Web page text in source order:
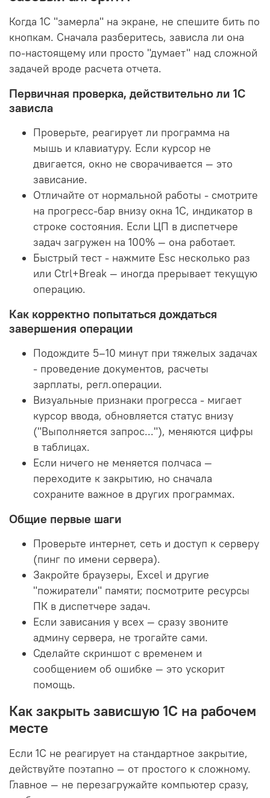
Когда 1С "замерла" на экране, не спешите бить по
кнопкам. Сначала разберитесь, зависла ли она
по-настоящему или просто "думает" над сложной
задачей вроде расчета отчета.
Первичная проверка, действительно ли 1С
зависла
Проверьте, реагирует ли программа на
мышь и клавиатуру. Если курсор не
двигается, окно не сворачивается — это
зависание.
Отличайте от нормальной работы - смотрите
на прогресс-бар внизу окна 1С, индикатор в
строке состояния. Если ЦП в диспетчере
задач загружен на 100% — она работает.
Быстрый тест - нажмите Esc несколько раз
или Ctrl+Break — иногда прерывает текущую
операцию.
Как корректно попытаться дождаться
завершения операции
Подождите 5–10 минут при тяжелых задачах
- проведение документов, расчеты
зарплаты, регл.операции.
Визуальные признаки прогресса - мигает
курсор ввода, обновляется статус внизу
("Выполняется запрос..."), меняются цифры
в таблицах.
Если ничего не меняется полчаса —
переходите к закрытию, но сначала
сохраните важное в других программах.
Общие первые шаги
Проверьте интернет, сеть и доступ к серверу
(пинг по имени сервера).
Закройте браузеры, Excel и другие
"пожиратели" памяти; посмотрите ресурсы
ПК в диспетчере задач.
Если зависания у всех — сразу звоните
админу сервера, не трогайте сами.
Сделайте скриншот с временем и
сообщением об ошибке — это ускорит
помощь.
Как закрыть зависшую 1С на рабочем
месте
Если 1С не реагирует на стандартное закрытие,
действуйте поэтапно — от простого к сложному.
Главное — не перезагружайте компьютер сразу,